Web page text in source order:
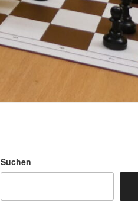
Suchen